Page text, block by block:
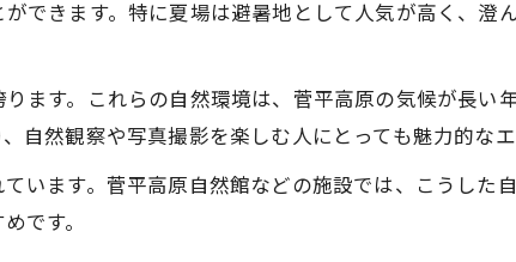
できます。特に夏場は避暑地として人気が高く、澄
ます。これらの自然環境は、菅平高原の気候が長い
然観察や写真撮影を楽しむ人にとっても魅力的なエ
います。菅平高原自然館などの施設では、こうした
です。